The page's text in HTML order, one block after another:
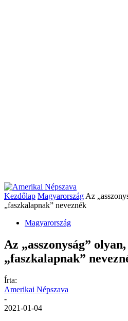
Kezdőlap Magyarország Az
„faszkalapnak” neveznék
Magyarország
Az „asszonyság”
„faszkalapnak”
Írta:
Amerikai Népszava
-
2021-01-04